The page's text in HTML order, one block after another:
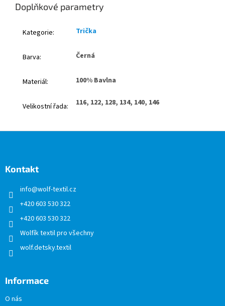
Doplňkové parametry
Kategorie: Trička
Barva: Černá
Materiál: 100% Bavlna
Velikostní řada: 116, 122, 128, 134, 140, 146
Kontakt
info@wolf-textil.cz
+420 603 530 322
+420 603 530 322
Wolfík textil pro všechny
wolf.detsky.textil
Informace
O nás